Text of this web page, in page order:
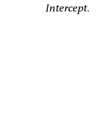
Intercept.